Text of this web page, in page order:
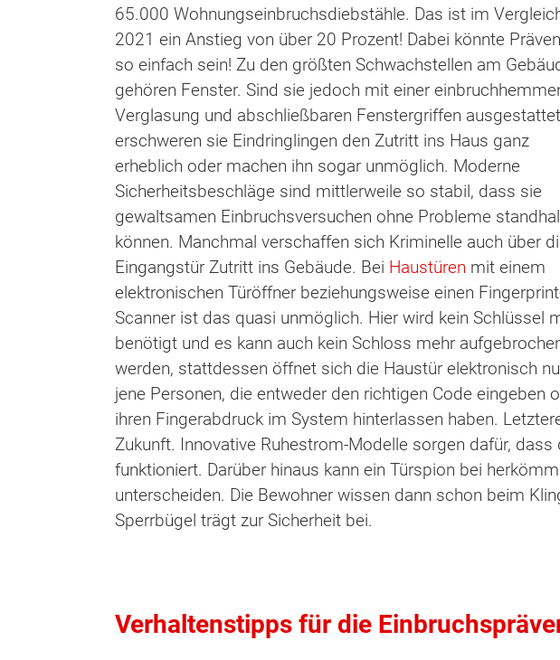
65.000 Wohnungseinbruchsdiebstähle. Das ist im
2021 ein Anstieg von über 20 Prozent! Dabei könnte
so einfach sein! Zu den größten Schwachstellen am
gehören Fenster. Sind sie jedoch mit einer
Verglasung und abschließbaren Fenstergriffen
erschweren sie Eindringlingen den Zutritt ins Haus ganz
erheblich oder machen ihn sogar unmöglich. Moderne
Sicherheitsbeschläge sind mittlerweile so stabil, dass sie
gewaltsamen Einbruchsversuchen ohne Probleme
können. Manchmal verschaffen sich Kriminelle auch über
Eingangstür Zutritt ins Gebäude. Bei Haustüren mit einem
elektronischen Türöffner beziehungsweise einen
Scanner ist das quasi unmöglich. Hier wird kein Schlüssel
benötigt und es kann auch kein Schloss mehr
werden, stattdessen öffnet sich die Haustür elektronisch
jene Personen, die entweder den richtigen Code eingeben
ihren Fingerabdruck im System hinterlassen haben.
Zukunft. Innovative Ruhestrom-Modelle sorgen dafür,
funktioniert. Darüber hinaus kann ein Türspion bei
unterscheiden. Die Bewohner wissen dann schon beim
Sperrbügel trägt zur Sicherheit bei.
Verhaltenstipps für die